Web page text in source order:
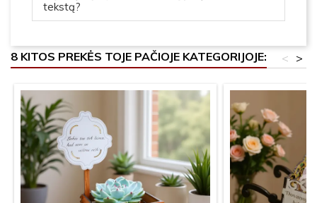
tekstą?
8 KITOS PREKĖS TOJE PAČIOJE KATEGORIJOJE: >
<